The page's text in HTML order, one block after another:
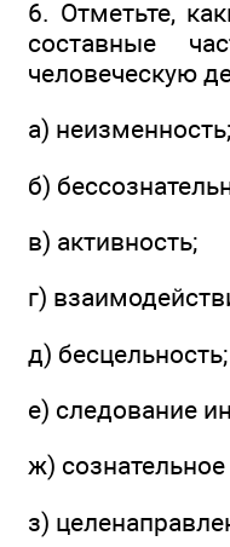
6. Отметьте,
составные
человеческую
а) неизменность;
б)
в) активность;
г)
д) бесцельность;
е) следование
ж)
з)